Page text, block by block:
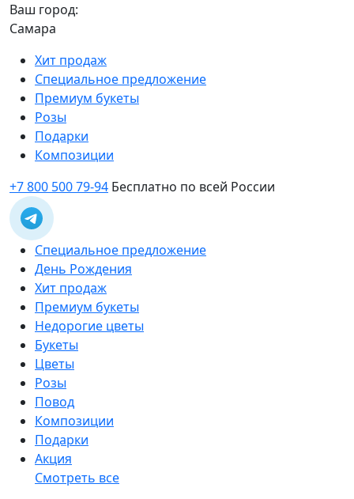
Ваш город:
Самара
Хит продаж
Специальное предложение
Премиум букеты
Розы
Подарки
Композиции
+7 800 500 79-94 Бесплатно по всей России
Специальное предложение
День Рождения
Хит продаж
Премиум букеты
Недорогие цветы
Букеты
Цветы
Розы
Повод
Композиции
Подарки
Акция
Смотреть все